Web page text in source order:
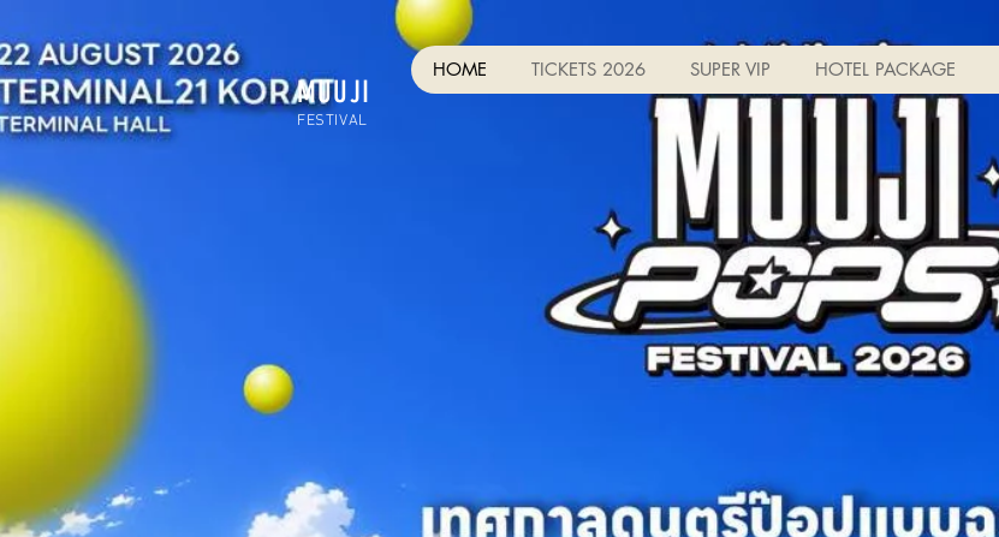
MUUJI
FESTIVAL
HOME TICKETS 2026 SUPER VIP HOTEL PACKAGE